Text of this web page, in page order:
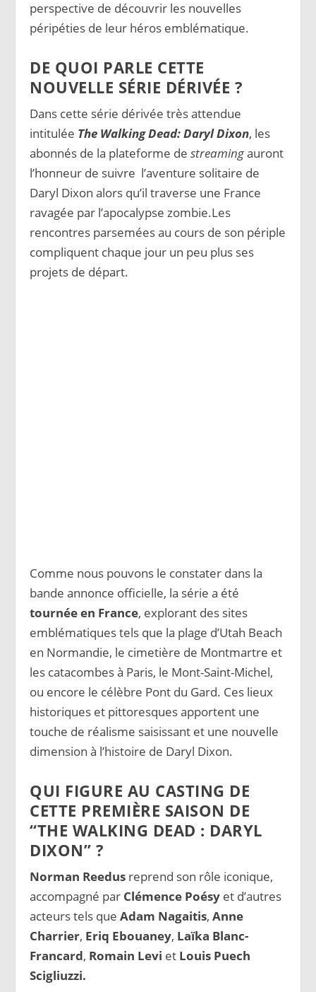
perspective de découvrir les nouvelles
péripéties de leur héros emblématique.
DE QUOI PARLE CETTE
NOUVELLE SÉRIE DÉRIVÉE ?
Dans cette série dérivée très attendue
intitulée The Walking Dead: Daryl Dixon, les
abonnés de la plateforme destreamingauront
l’honneur de suivre l’aventure solitaire de
Daryl Dixon alors qu’il traverse une France
ravagée par l’apocalypse zombie.Les
rencontres parsemées au cours de son périple
compliquent chaque jour un peu plus ses
projets de départ.
Comme nous pouvons le constater dans la
bande annonce officielle, la série a été
tournée en France, explorant des sites
emblématiques tels que la plage d’Utah Beach
en Normandie, le cimetière de Montmartre et
les catacombes à Paris, le Mont-Saint-Michel,
ou encore le célèbre Pont du Gard. Ces lieux
historiques et pittoresques apportent une
touche de réalisme saisissant et une nouvelle
dimension à l’histoire de Daryl Dixon.
QUI FIGURE AU CASTING DE
CETTE PREMIÈRE SAISON DE
“THE WALKING DEAD : DARYL
DIXON” ?
Norman Reedus reprend son rôle iconique,
accompagné par Clémence Poésy et d’autres
acteurs tels queAdam Nagaitis,Anne
Charrier, Eriq Ebouaney, Laïka Blanc-
Francard, Romain Levi et Louis Puech
Scigliuzzi.